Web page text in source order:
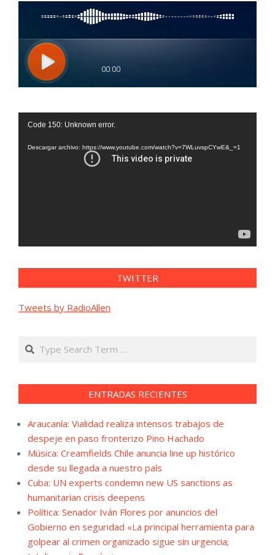
Reproductor
vídeo
Code 150: Unknown error.
Descargar archivo: https://www.youtube.com/watch?v=7WLuvspCYwE&_=1
TWITTER
Tweets by RadioAllen
Search
ENTRADAS RECIENTES
Araucanía: Vialidad realiza intensos trabajos de
despeje en paso fronterizo Pino Hachado
Música: Creamfields Chile anuncia line up histórico
desde su llegada a nuestro país
Cuba: UN experts condemn new US sanctions as
humanitarian crisis deepens
Política: Senador Iván Flores por anuncios del
Gobierno en seguridad «La principal herramienta para
golpear al crimen organizado sigue sin urgencia;